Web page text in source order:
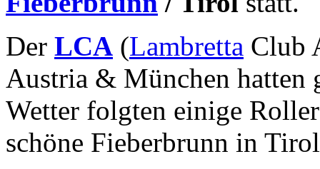
Der LCA (Lambretta Club
Austria & München hatten
Wetter folgten einige
schöne Fieberbrunn in